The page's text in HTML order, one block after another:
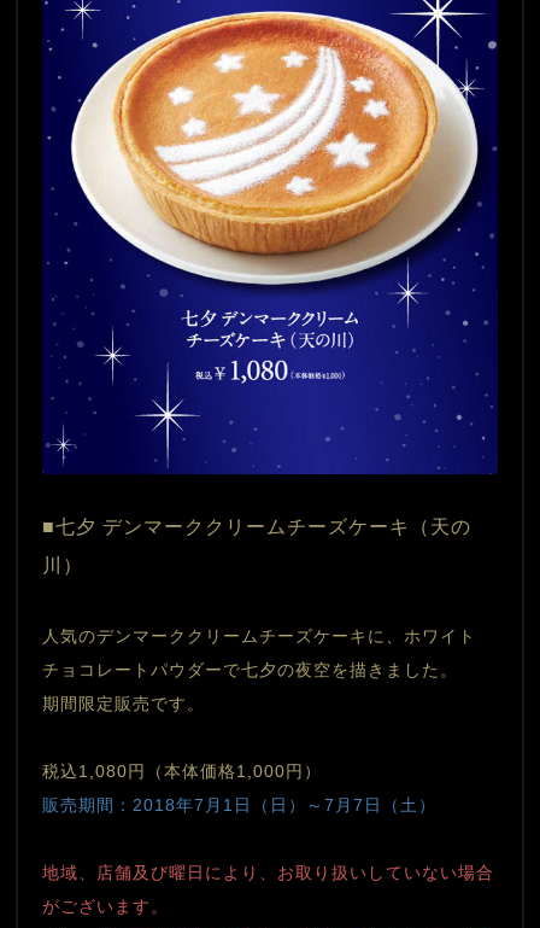
■七夕 デンマーククリームチーズケーキ（天の
川）
人気のデンマーククリームチーズケーキに、ホワイト
チョコレートパウダーで七夕の夜空を描きました。
期間限定販売です。
税込1,080円（本体価格1,000円）
販売期間：2018年7月1日（日）～7月7日（土）
地域、店舗及び曜日により、お取り扱いしていない場合
がございます。